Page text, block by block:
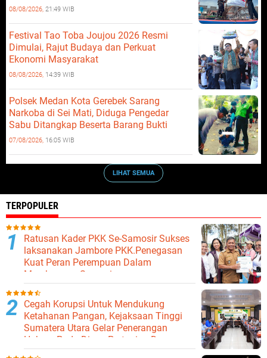
08/08/2026, 21:49 WIB
Festival Tao Toba Joujou 2026 Resmi
Dimulai, Rajut Budaya dan Perkuat
Ekonomi Masyarakat
08/08/2026, 14:39 WIB
Polsek Medan Kota Gerebek Sarang
Narkoba di Sei Mati, Diduga Pengedar
Sabu Ditangkap Beserta Barang Bukti
07/08/2026, 16:05 WIB
LIHAT SEMUA
TERPOPULER
Ratusan Kader PKK Se-Samosir Sukses
laksanakan Jambore PKK.Penegasan
Kuat Peran Perempuan Dalam
Membangun Samosir.
Cegah Korupsi Untuk Mendukung
Ketahanan Pangan, Kejaksaan Tinggi
Sumatera Utara Gelar Penerangan
Hukum Pada Dinas Pertanian Dan
Ketahanan Pangan